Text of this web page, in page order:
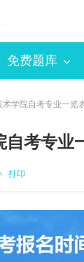
免费题库
术学院自考专业一览
自考专业
打印